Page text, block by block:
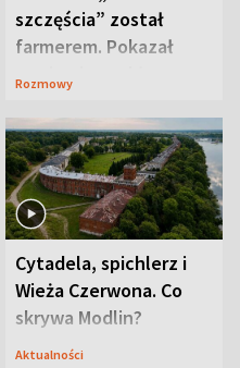
szczęścia” został
farmerem. Pokazał
swoje niezwykłe
Rozmowy
Cytadela, spichlerz i
Wieża Czerwona. Co
skrywa Modlin?
Aktualności